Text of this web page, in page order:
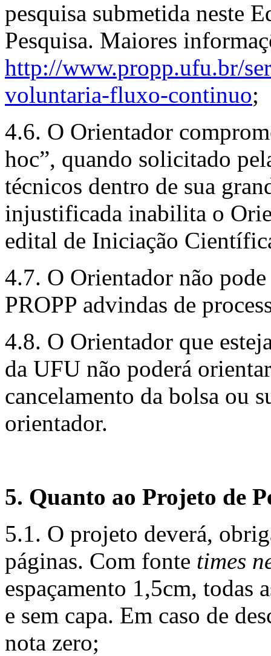
pesquisa submetida neste
Pesquisa. Maiores
http://www.propp.ufu.br/
voluntaria-fluxo-continuo;
4.6. O Orientador
hoc”, quando solicitado
técnicos dentro de sua
injustificada inabilita o
edital de Iniciação
4.7. O Orientador não
PROPP advindas de
4.8. O Orientador que
da UFU não poderá
cancelamento da bolsa ou
orientador.
5. Quanto ao Projeto de
5.1. O projeto deverá,
páginas. Com fonte times
espaçamento 1,5cm, todas
e sem capa. Em caso de
nota zero;